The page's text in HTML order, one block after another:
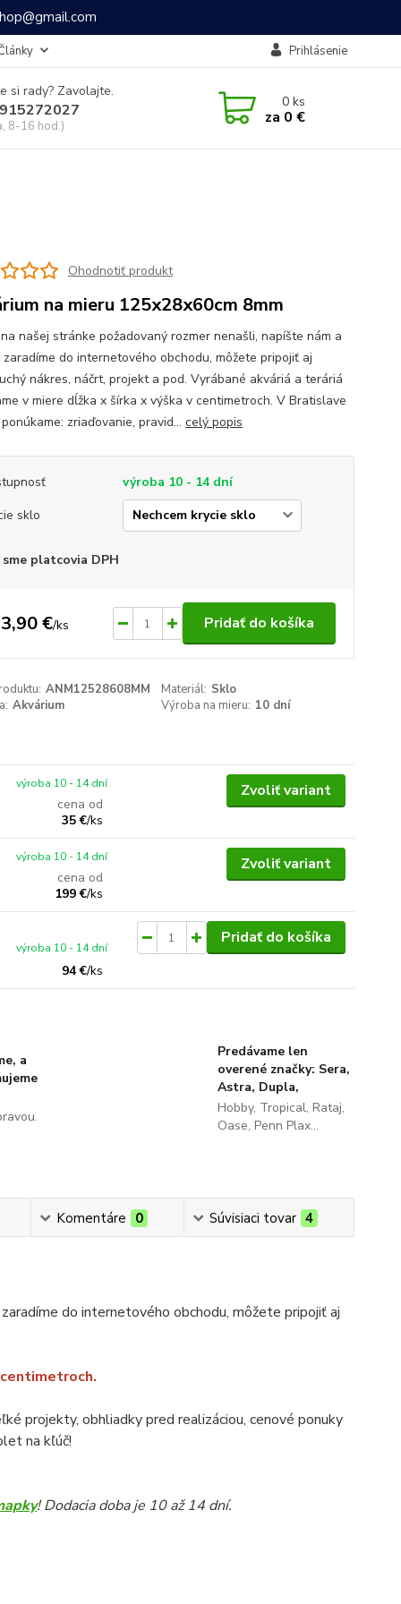
Prihlásenie
si rady? Zavolajte.
8-16 hod.)
0ks
za 0 €
Ohodnotiť produkt
na mieru 125x28x60cm 8mm
našej stránke požadovaný rozmer nenašli, napíšte nám a
do internetového obchodu, môžete pripojiť aj
nákres, náčrt, projekt a pod. Vyrábané akváriá a teráriá
v miere dĺžka x šírka x výška v centimetroch. V Bratislave
zriaďovanie, pravid... celý popis
výroba 10 - 14 dní
sklo
sme platcovia DPH
€/ks Pridať do košíka
ANM12528608MM Materiál: Sklo
Akvárium Výroba na mieru: 10 dní
cena od
35 €/ks
výroba 10 - 14 dní Zvoliť variant
cena od
199 €/ks
výroba 10 - 14 dní Zvoliť variant
94 €/ks
výroba 10 - 14 dní
Pridať do košíka
a
Predávame len
overené značky: Sera,
Astra, Dupla,
Hobby, Tropical, Rataj,
Oase, Penn Plax...
Komentáre 0 Súvisiaci tovar 4
do internetového obchodu, môžete pripojiť aj
projekty, obhliadky pred realizáciou, cenové ponuky
na kľúč!
! Dodacia doba je 10 až 14 dní.